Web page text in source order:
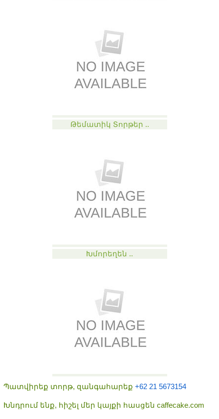
Թեմատիկ Տորթեր ..
Խմորեղեն ..
Պատվիրեք տորթ, զանգահարեք +62 21 5673154
Խնդրում ենք, հիշել մեր կայքի հասցեն caffecake.com